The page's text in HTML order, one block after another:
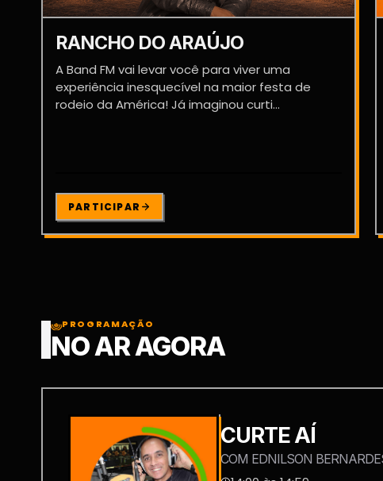
RANCHO DO ARAÚJO
A Band FM vai levar você para viver uma
experiência inesquecível na maior festa de
rodeio da América! Já imaginou curti...
PARTICIPAR
PROGRAMAÇÃO
NO AR AGORA
CURTE AÍ
COM EDNILSON